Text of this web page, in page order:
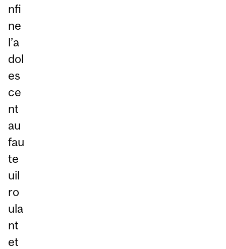
nfi
ne
l’a
dol
es
ce
nt
au
fau
te
uil
ro
ula
nt
et